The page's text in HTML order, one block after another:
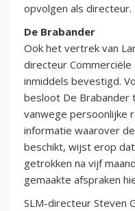
opvolgen als directeur.
De Brabander
Ook het vertrek van
directeur
inmiddels bevestigd.
besloot De Brabander
vanwege persoonlijke
informatie waarover
beschikt, wijst erop
getrokken na vijf
gemaakte afspraken
SLM-directeur Steven